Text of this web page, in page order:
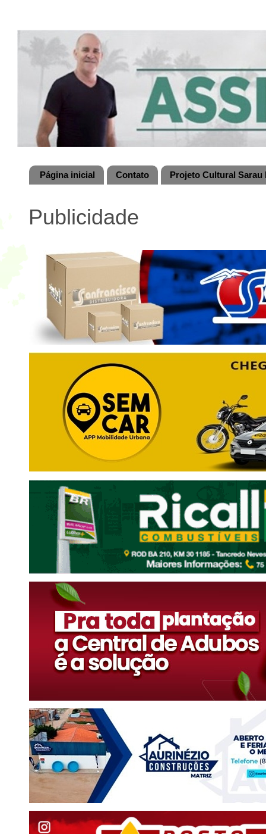
Página inicial Contato Projeto Cultural
Publicidade